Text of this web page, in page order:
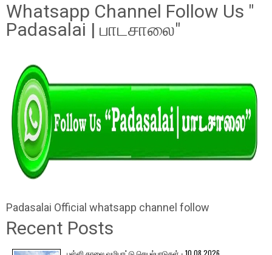
Whatsapp Channel Follow Us "
Padasalai | பாடசாலை"
Padasalai Official whatsapp channel follow
Recent Posts
பள்ளி காலை வழிபாட்டு செயல்பாடுகள் - 10.08.2026